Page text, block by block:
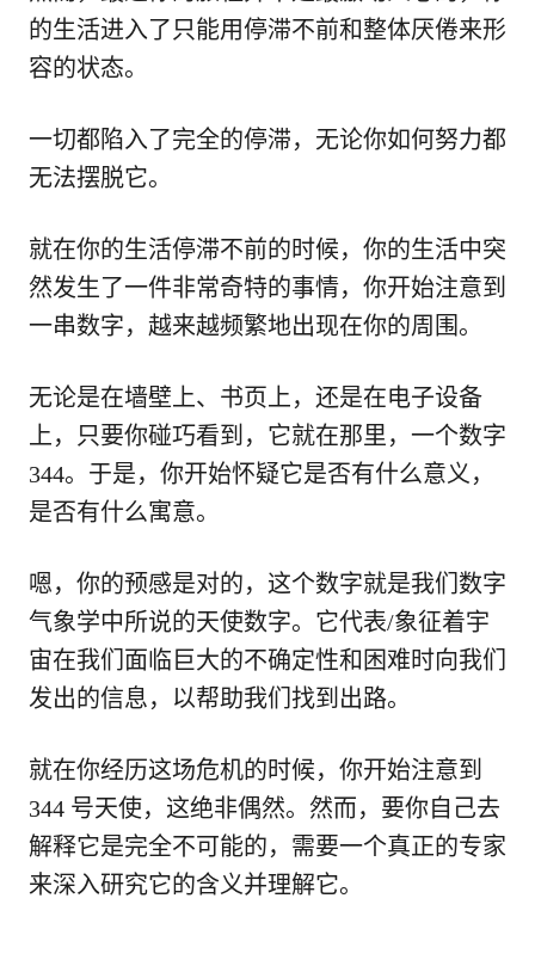
的生活进入了只能用停滞不前和整体厌倦来形
容的状态。
一切都陷入了完全的停滞，无论你如何努力都
无法摆脱它。
就在你的生活停滞不前的时候，你的生活中突
然发生了一件非常奇特的事情，你开始注意到
一串数字，越来越频繁地出现在你的周围。
无论是在墙壁上、书页上，还是在电子设备
上，只要你碰巧看到，它就在那里，一个数字
344。于是，你开始怀疑它是否有什么意义，
是否有什么寓意。
嗯，你的预感是对的，这个数字就是我们数字
气象学中所说的天使数字。它代表/象征着宇
宙在我们面临巨大的不确定性和困难时向我们
发出的信息，以帮助我们找到出路。
就在你经历这场危机的时候，你开始注意到
344 号天使，这绝非偶然。然而，要你自己去
解释它是完全不可能的，需要一个真正的专家
来深入研究它的含义并理解它。